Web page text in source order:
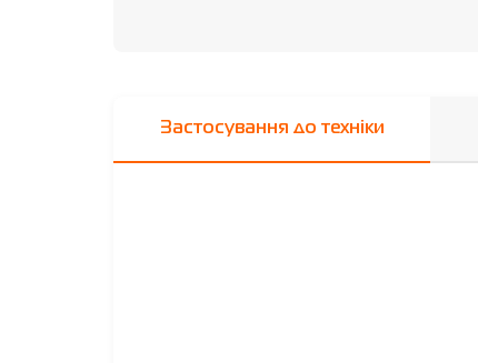
Застосування до техніки